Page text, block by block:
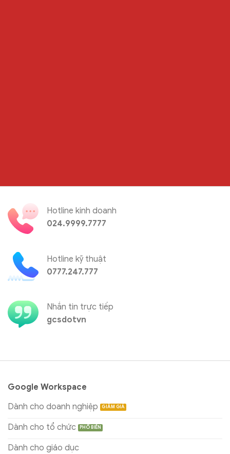
Hotline kinh doanh
024.9999.7777
Hotline kỹ thuật
0777.247.777
Nhắn tin trực tiếp
gcsdotvn
Google Workspace
Dành cho doanh nghiệp
Dành cho tổ chức
Dành cho giáo dục